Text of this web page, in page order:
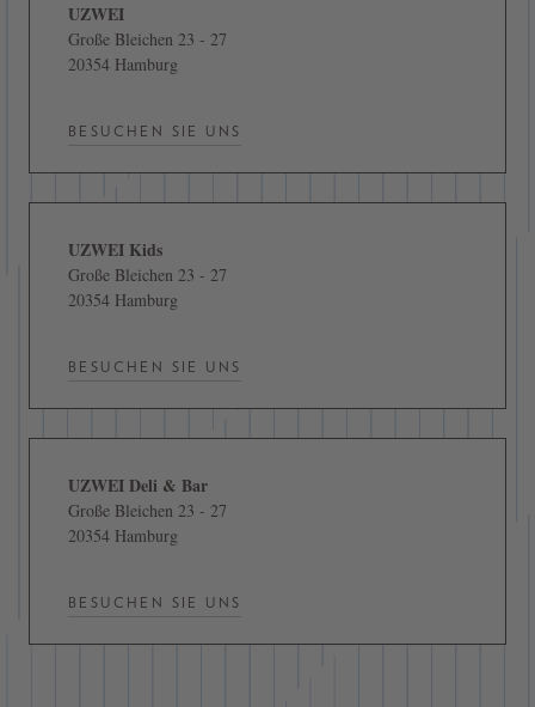
UZWEI
Große Bleichen 23 - 27
20354 Hamburg
BESUCHEN SIE UNS
UZWEI Kids
Große Bleichen 23 - 27
20354 Hamburg
BESUCHEN SIE UNS
UZWEI Deli & Bar
Große Bleichen 23 - 27
20354 Hamburg
BESUCHEN SIE UNS